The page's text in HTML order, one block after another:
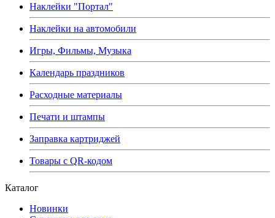
Наклейки "Портал"
Наклейки на автомобили
Игры, Фильмы, Музыка
Календарь праздников
Расходные материалы
Печати и штампы
Заправка картриджей
Товары с QR-кодом
Каталог
Новинки